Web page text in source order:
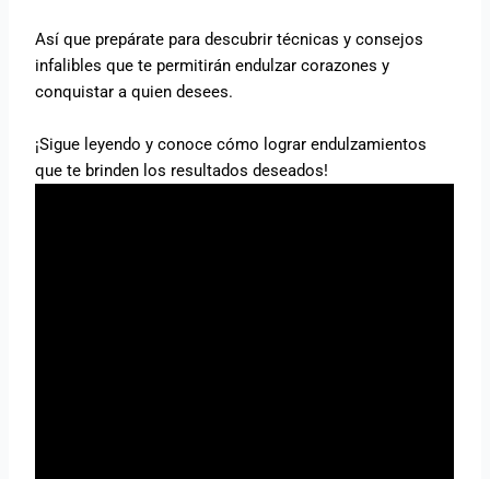
Así que prepárate para descubrir técnicas y consejos
infalibles que te permitirán endulzar corazones y
conquistar a quien desees.
¡Sigue leyendo y conoce cómo lograr endulzamientos
que te brinden los resultados deseados!